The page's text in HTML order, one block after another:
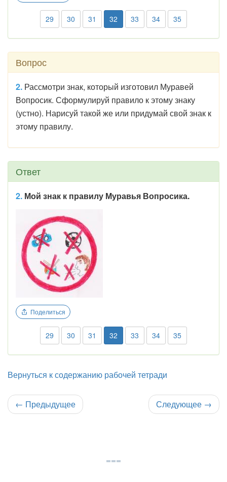
29 30 31 32 33 34 35
Вопрос
2. Рассмотри знак, который изготовил Муравей
Вопросик. Сформулируй правило к этому знаку
(устно). Нарисуй такой же или придумай свой знак к
этому правилу.
Ответ
2. Мой знак к правилу Муравья Вопросика.
Поделиться
29 30 31 32 33 34 35
Вернуться к содержанию рабочей тетради
← Предыдущее Следующее →